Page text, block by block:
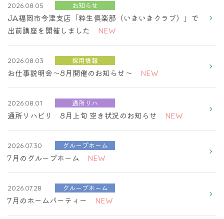
2026.08.05 お知らせ
JA福岡市今津支店「粋生倶楽部（いきいきクラブ）」で
出前講座を開催しました
NEW
2026.08.03 採用情報
お仕事説明会～8月開催のお知らせ～ NEW
2026.08.01 通所リハ
通所リハビリ 8月上旬 空き状況のお知らせ NEW
2026.07.30 グループホーム
7月のグループホーム NEW
2026.07.28 グループホーム
7月のホームパーティー NEW